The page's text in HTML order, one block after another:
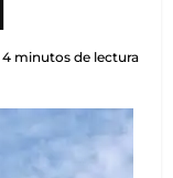
4 minutos de lectura